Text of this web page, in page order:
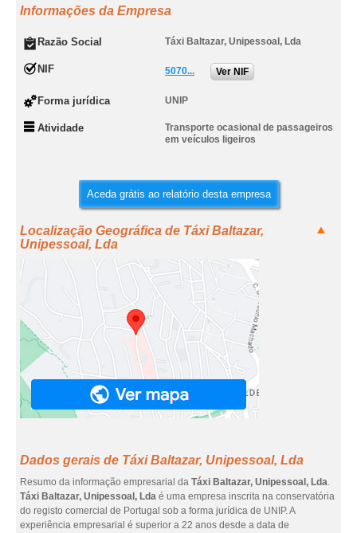
Informações da Empresa
Razão Social Táxi Baltazar, Unipessoal, Lda
NIF 5070... Ver NIF
Forma jurídica UNIP
Atividade
Transporte ocasional de passageiros
em veículos ligeiros
Aceda grátis ao relatório desta empresa
Localização Geográfica de Táxi Baltazar,
Unipessoal, Lda
Dados gerais de Táxi Baltazar, Unipessoal, Lda
Resumo da informação empresarial da Táxi Baltazar, Unipessoal, Lda.
Táxi Baltazar, Unipessoal, Lda é uma empresa inscrita na conservatória
do registo comercial de Portugal sob a forma jurídica de UNIP. A
experiência empresarial é superior a 22 anos desde a data de